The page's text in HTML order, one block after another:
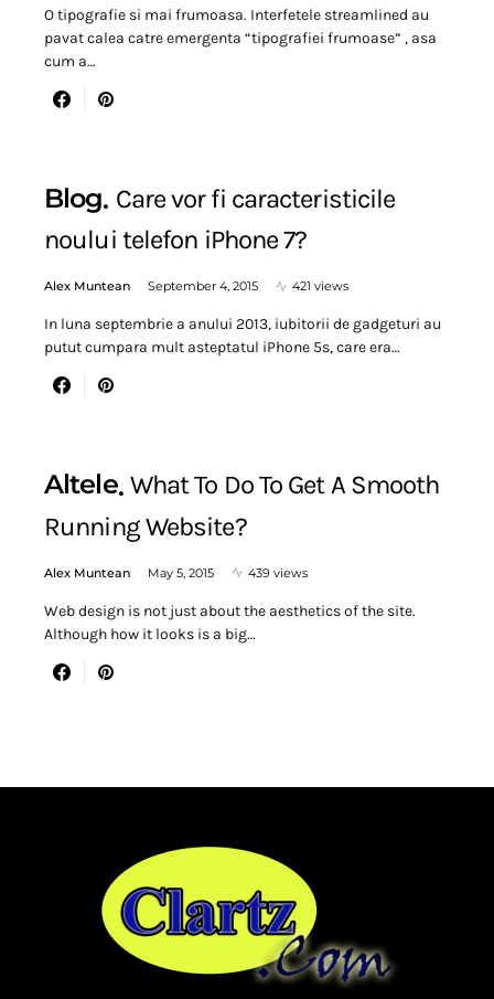
O tipografie si mai frumoasa. Interfetele streamlined au
pavat calea catre emergenta “tipografiei frumoase” , asa
cum a…
Blog Care vor fi caracteristicile
noului telefon iPhone 7?
Alex Muntean September 4, 2015 421 views
In luna septembrie a anului 2013, iubitorii de gadgeturi au
putut cumpara mult asteptatul iPhone 5s, care era…
Altele What To Do To Get A Smooth
Running Website?
Alex Muntean May 5, 2015 439 views
Web design is not just about the aesthetics of the site.
Although how it looks is a big…